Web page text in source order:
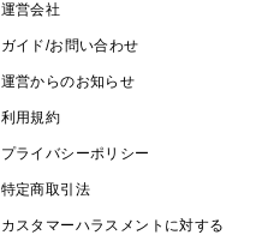
運営会社
ガイド/お問い合わせ
運営からのお知らせ
利用規約
プライバシーポリシー
特定商取引法
カスタマーハラスメントに対する